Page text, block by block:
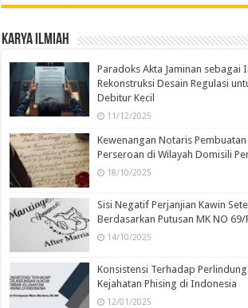
Karya Ilmiah
Paradoks Akta Jaminan sebagai
Rekonstruksi Desain Regulasi
Debitur Kecil
11/12/2025
Kewenangan Notaris
Perseroan di Wilayah Domisili
18/10/2025
Sisi Negatif Perjanjian Kawin
Berdasarkan Putusan MK NO
14/10/2025
Konsistensi Terhadap
Kejahatan Phising di Indonesia
12/01/2025